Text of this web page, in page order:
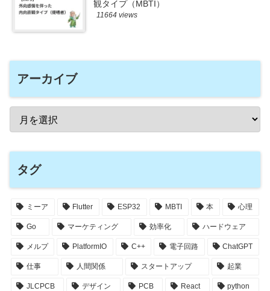
観タイプ（MBTI）
11664 views
アーカイブ
タグ
ミーア Flutter ESP32 MBTI 本 心理
Go マーケティング 効率化 ハードウェア
メルプ PlatformIO C++ 電子回路 ChatGPT
仕事 人間関係 スタートアップ 起業
JLCPCB デザイン PCB React python